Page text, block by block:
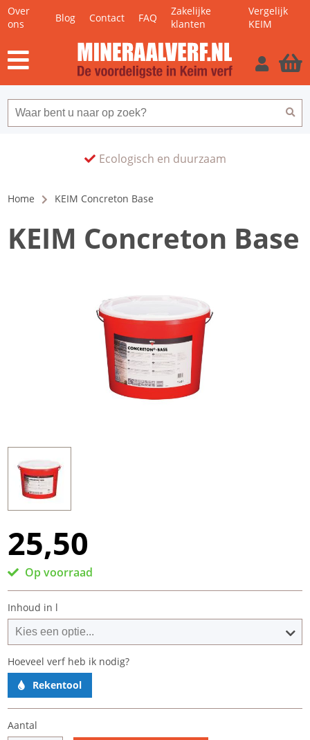
Over
ons
Blog Contact FAQ
Zakelijke
klanten
Vergelijk
KEIM
Ecologisch en duurzaam
Home KEIM Concreton Base
KEIM Concreton Base
25,50
Op voorraad
Inhoud in l
Hoeveel verf heb ik nodig?
Rekentool
Aantal